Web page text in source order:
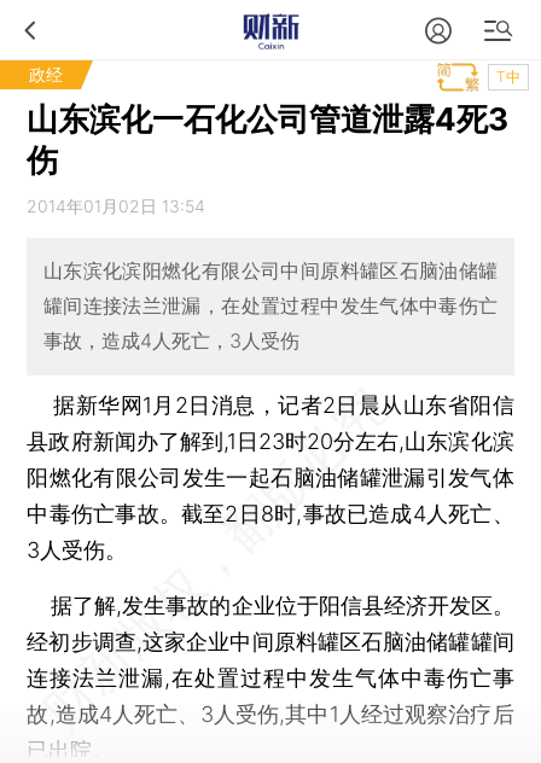
政经 T中
山东滨化一石化公司管道泄露4死3
伤
2014年01月02日 13:54
山东滨化滨阳燃化有限公司中间原料罐区石脑油储罐
罐间连接法兰泄漏，在处置过程中发生气体中毒伤亡
事故，造成4人死亡，3人受伤
据新华网1月2日消息，记者2日晨从山东省阳信
县政府新闻办了解到,1日23时20分左右,山东滨化滨
阳燃化有限公司发生一起石脑油储罐泄漏引发气体
中毒伤亡事故。截至2日8时,事故已造成4人死亡、
3人受伤。
据了解,发生事故的企业位于阳信县经济开发区。
经初步调查,这家企业中间原料罐区石脑油储罐罐间
连接法兰泄漏,在处置过程中发生气体中毒伤亡事
故,造成4人死亡、3人受伤,其中1人经过观察治疗后
已出院。